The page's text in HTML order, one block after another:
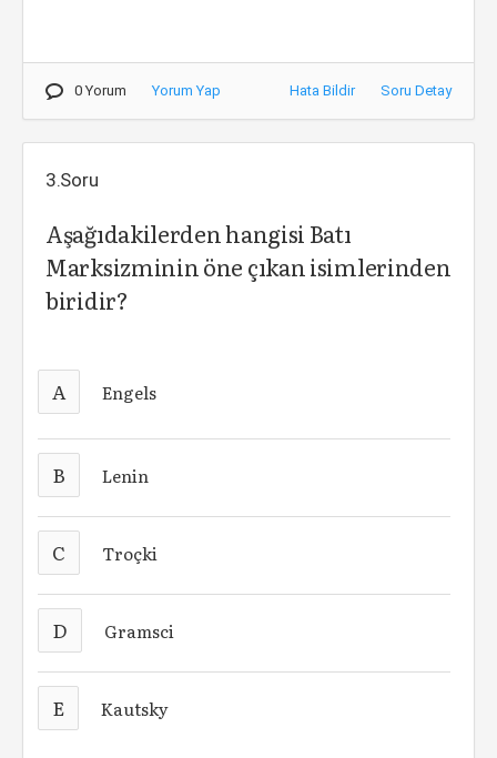
0 Yorum Yorum Yap Hata Bildir Soru Detay
3.Soru
Aşağıdakilerden hangisi Batı
Marksizminin öne çıkan isimlerinden
biridir?
A Engels
B Lenin
C Troçki
D Gramsci
E Kautsky